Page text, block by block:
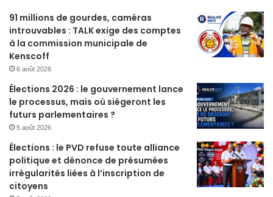
91 millions de gourdes, caméras
introuvables : TALK exige des comptes
à la commission municipale de
Kenscoff
6 août 2026
Élections 2026 : le gouvernement lance
le processus, mais où siégeront les
futurs parlementaires ?
5 août 2026
Élections : le PVD refuse toute alliance
politique et dénonce de présumées
irrégularités liées à l’inscription de
citoyens